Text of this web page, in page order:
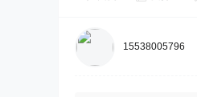
15538005796